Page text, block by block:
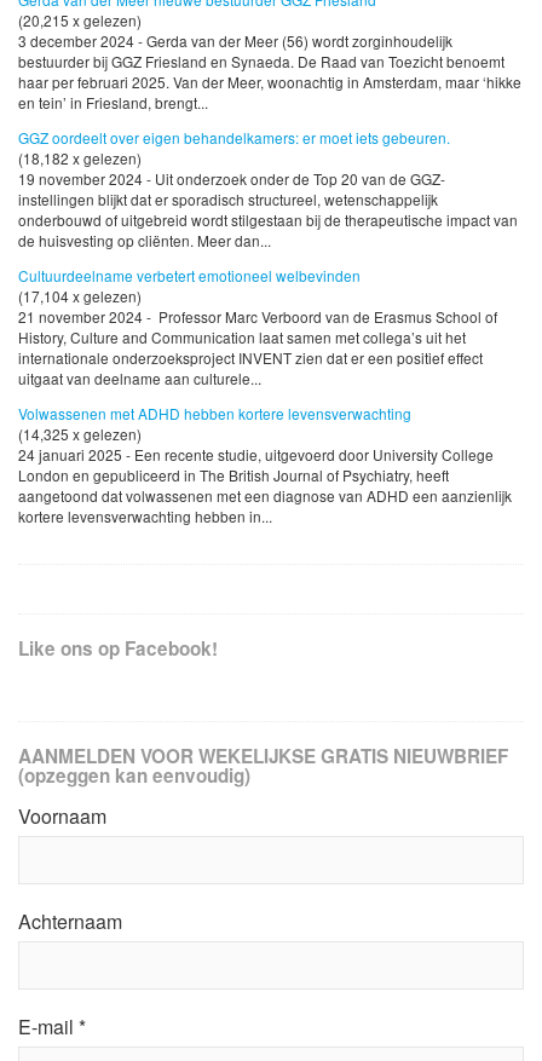
(20,215 x gelezen)
3 december 2024 - Gerda van der Meer (56) wordt zorginhoudelijk
bestuurder bij GGZ Friesland en Synaeda. De Raad van Toezicht benoemt
haar per februari 2025. Van der Meer, woonachtig in Amsterdam, maar ‘hikke
en tein’ in Friesland, brengt...
GGZ oordeelt over eigen behandelkamers: er moet iets gebeuren.
(18,182 x gelezen)
19 november 2024 - Uit onderzoek onder de Top 20 van de GGZ-
instellingen blijkt dat er sporadisch structureel, wetenschappelijk
onderbouwd of uitgebreid wordt stilgestaan bij de therapeutische impact van
de huisvesting op cliënten. Meer dan...
Cultuurdeelname verbetert emotioneel welbevinden
(17,104 x gelezen)
21 november 2024 - Professor Marc Verboord van de Erasmus School of
History, Culture and Communication laat samen met collega’s uit het
internationale onderzoeksproject INVENT zien dat er een positief effect
uitgaat van deelname aan culturele...
Volwassenen met ADHD hebben kortere levensverwachting
(14,325 x gelezen)
24 januari 2025 - Een recente studie, uitgevoerd door University College
London en gepubliceerd in The British Journal of Psychiatry, heeft
aangetoond dat volwassenen met een diagnose van ADHD een aanzienlijk
kortere levensverwachting hebben in...
Like ons op Facebook!
AANMELDEN VOOR WEKELIJKSE GRATIS NIEUWBRIEF
(opzeggen kan eenvoudig)
Voornaam
Achternaam
E-mail *